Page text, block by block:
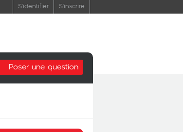
S'identifier S'inscrire
Poser une question